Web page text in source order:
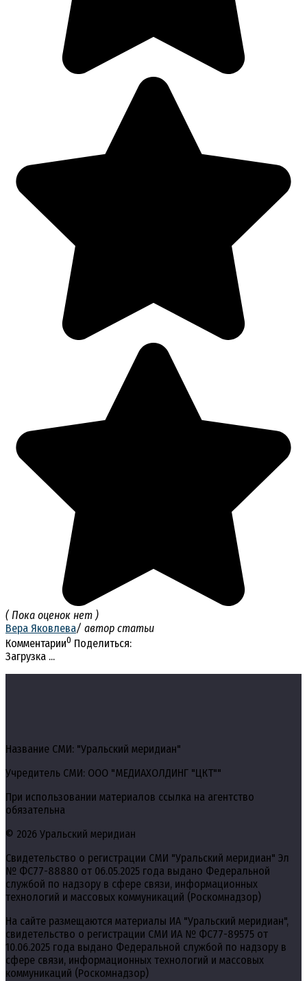
( Пока оценок нет )
Вера Яковлева/ автор статьи
Комментарии0 Поделиться:
Загрузка ...
Название СМИ: "Уральский меридиан"
Учредитель СМИ: ООО "МЕДИАХОЛДИНГ "ЦКТ""
При использовании материалов ссылка на агентство
обязательна
© 2026 Уральский меридиан
Свидетельство о регистрации СМИ "Уральский меридиан" Эл
№ ФС77-88880 от 06.05.2025 года выдано Федеральной
службой по надзору в сфере связи, информационных
технологий и массовых коммуникаций (Роскомнадзор)
На сайте размещаются материалы ИА "Уральский меридиан",
свидетельство о регистрации СМИ ИА № ФС77-89575 от
10.06.2025 года выдано Федеральной службой по надзору в
сфере связи, информационных технологий и массовых
коммуникаций (Роскомнадзор)